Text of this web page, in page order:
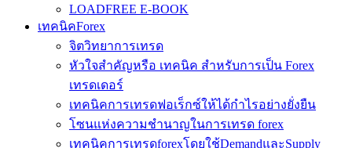
LOADFREE E-BOOK
เทคนิคForex
จิตวิทยาการเทรด
หัวใจสำคัญหรือ เทคนิค สำหรับการเป็น Forex
เทรดเดอร์
เทคนิคการเทรดฟอเร็กซ์ให้ได้กำไรอย่างยั่งยืน
โซนแห่งความชำนาญในการเทรด forex
เทคนิคการเทรดforexโดยใช้DemandและSupply